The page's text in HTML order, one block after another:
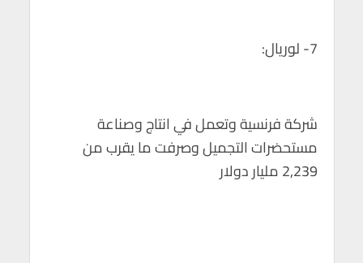
7- لوريال:
شركة فرنسية وتعمل في انتاج وصناعة
مستحضرات التجميل وصرفت ما يقرب من
2,239 مليار دولار